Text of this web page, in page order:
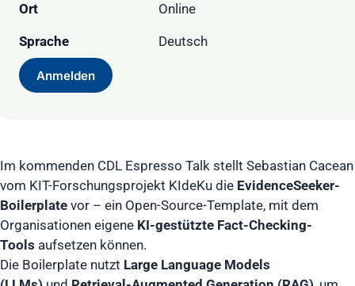
Ort Online
Sprache Deutsch
Anmelden
Im kommenden CDL Espresso Talk stellt Sebastian Cacean
vom KIT-Forschungsprojekt KIdeKu die EvidenceSeeker-
Boilerplate vor – ein Open-Source-Template, mit dem
Organisationen eigene KI-gestützte Fact-Checking-
Tools aufsetzen können.
Die Boilerplate nutzt Large Language Models